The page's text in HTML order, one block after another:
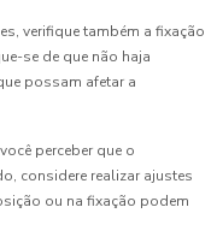
verifique também a fixação
se de que não haja
possam afetar a
perceber que o
considere realizar ajustes
ou na fixação podem